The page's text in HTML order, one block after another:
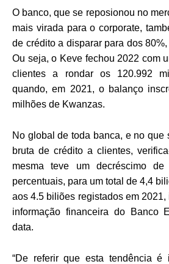
O banco, que se reposionou no
mais virada para o corporate,
de crédito a disparar para dos
Ou seja, o Keve fechou 2022 com
clientes a rondar os 120.992
quando, em 2021, o balanço
milhões de Kwanzas.
No global de toda banca, e no que
bruta de crédito a clientes,
mesma teve um decréscimo
percentuais, para um total de 4,4
aos 4.5 biliões registados em
informação financeira do Banco
data.
“De referir que esta tendência é